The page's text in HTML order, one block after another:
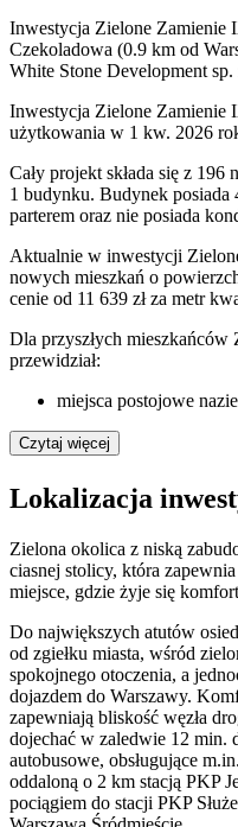
Inwestycja Zielone Zamienie
Czekoladowa (0.9 km od
White Stone Development sp.
Inwestycja Zielone Zamienie
użytkowania w 1 kw. 2026
Cały projekt składa się z
1 budynku. Budynek posiada
parterem oraz nie posiada
Aktualnie w inwestycji
nowych mieszkań o
cenie od 11 639 zł za metr
Dla przyszłych
przewidział:
miejsca postojowe
Czytaj więcej
Lokalizacja
Zielona okolica z niską
ciasnej stolicy, która
miejsce, gdzie żyje się
Do największych atutów
od zgiełku miasta, wśród
spokojnego otoczenia, a
dojazdem do Warszawy.
zapewniają bliskość węzła
dojechać w zaledwie 12 min.
autobusowe, obsługujące
oddaloną o 2 km stacją PKP
pociągiem do stacji PKP